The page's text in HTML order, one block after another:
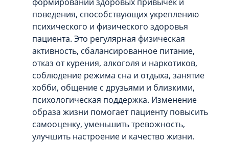
поведения, способствующих укреплению
психического и физического здоровья
пациента. Это регулярная физическая
активность, сбалансированное питание,
отказ от курения, алкоголя и наркотиков,
соблюдение режима сна и отдыха, занятие
хобби, общение с друзьями и близкими,
психологическая поддержка. Изменение
образа жизни помогает пациенту повысить
самооценку, уменьшить тревожность,
улучшить настроение и качество жизни.